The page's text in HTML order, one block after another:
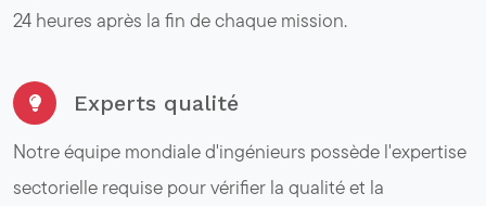
24 heures après la fin de chaque mission.
Experts qualité
Notre équipe mondiale d'ingénieurs possède l'expertise
sectorielle requise pour vérifier la qualité et la